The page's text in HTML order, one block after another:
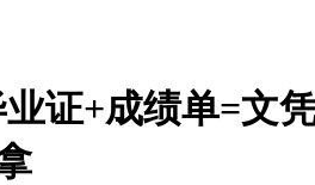
证+成绩单=文